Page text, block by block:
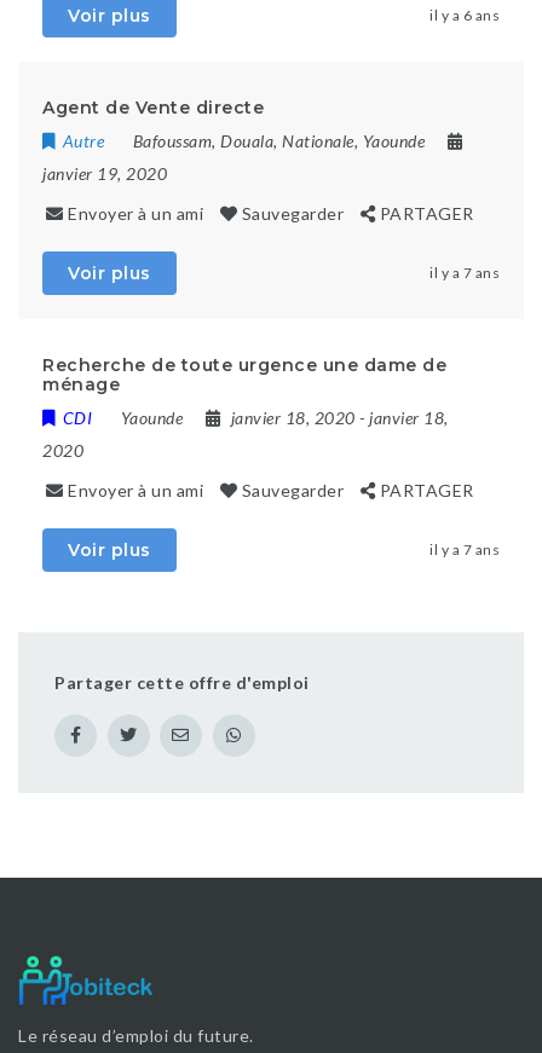
Voir plus il y a 6 ans
Agent de Vente directe
Autre Bafoussam, Douala, Nationale, Yaounde
janvier 19, 2020
Envoyer à un ami
Sauvegarder PARTAGER
Voir plus il y a 7 ans
Recherche de toute urgence une dame de
ménage
CDI Yaounde janvier 18, 2020 - janvier 18,
2020
Envoyer à un ami
Sauvegarder PARTAGER
Voir plus il y a 7 ans
Partager cette offre d'emploi
Le réseau d’emploi du future.